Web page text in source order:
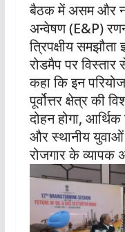
बैठक में असम और
अन्वेषण (E&P)
त्रिपक्षीय
रोडमैप पर
कहा कि इन
पूर्वोत्तर क्षेत्र की
दोहन होगा, आर्थिक
और स्थानीय युवाओं
रोजगार के व्यापक